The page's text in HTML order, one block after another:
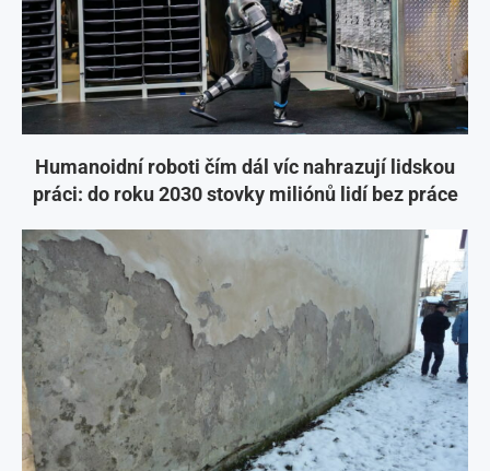
Humanoidní roboti čím dál víc nahrazují lidskou
práci: do roku 2030 stovky miliónů lidí bez práce